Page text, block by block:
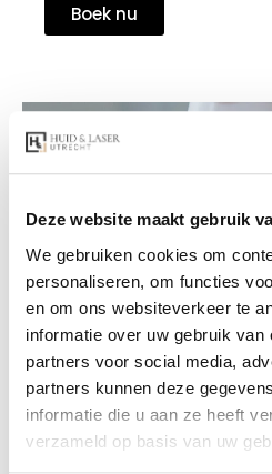
Deze website maakt gebruik
We gebruiken cookies om
personaliseren, om functies
en om ons websiteverkeer te
informatie over uw gebruik van
partners voor social media,
partners kunnen deze
informatie die u aan ze heeft
verzameld op basis van uw
Boek nu